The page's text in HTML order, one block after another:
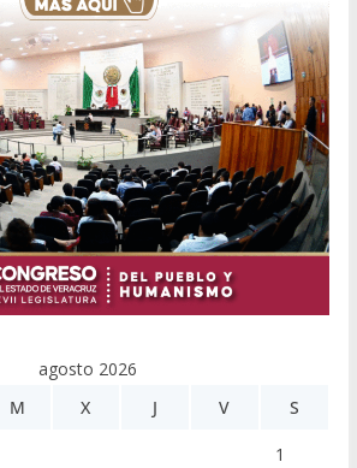
agosto 2026
M X J V S
1